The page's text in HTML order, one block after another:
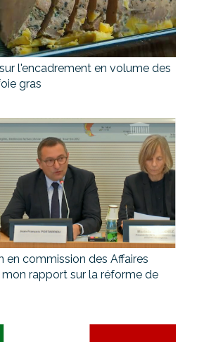
l'encadrement en volume des
gras
en commission des Affaires
rapport sur la réforme de